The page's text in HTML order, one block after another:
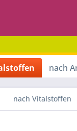
nach
nach Vitalstoffen